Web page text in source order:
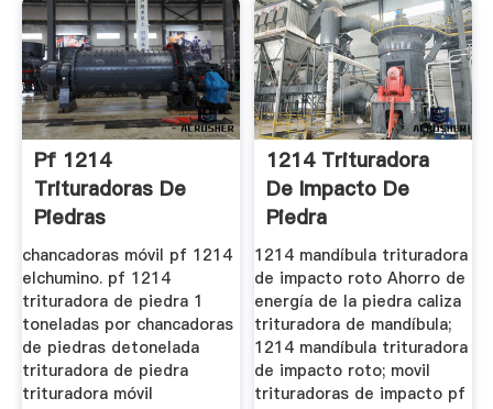
Pf 1214
Trituradoras De
Piedras
chancadoras móvil pf 1214
elchumino. pf 1214
trituradora de piedra 1
toneladas por chancadoras
de piedras detonelada
trituradora de piedra
trituradora móvil
1214 Trituradora
De Impacto De
Piedra
1214 mandíbula trituradora
de impacto roto Ahorro de
energía de la piedra caliza
trituradora de mandíbula;
1214 mandíbula trituradora
de impacto roto; movil
trituradoras de impacto pf